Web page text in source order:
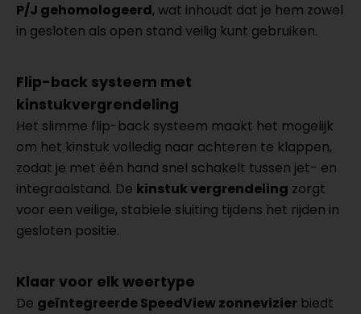
P/J gehomologeerd, wat inhoudt dat je hem zowel
in gesloten als open stand veilig kunt gebruiken.
Flip-back systeem met
kinstukvergrendeling
Het slimme flip-back systeem maakt het mogelijk
om het kinstuk volledig naar achteren te klappen,
zodat je met één hand snel schakelt tussen jet- en
integraalstand. De kinstuk vergrendeling zorgt
voor een veilige, stabiele sluiting tijdens het rijden in
gesloten positie.
Klaar voor elk weertype
De geïntegreerde SpeedView zonnevizier biedt